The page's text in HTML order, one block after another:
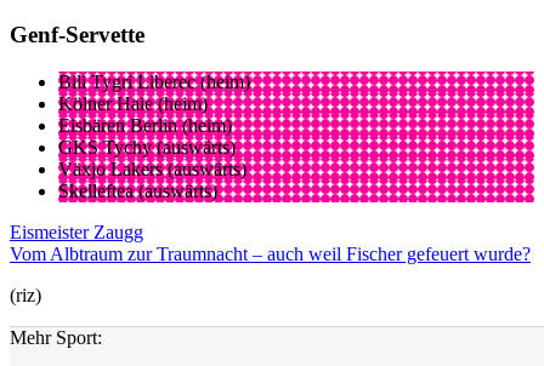
Genf-Servette
Bili Tygri Liberec (heim)
Kölner Haie (heim)
Eisbären Berlin (heim)
GKS Tychy (auswärts)
Växjo Lakers (auswärts)
Skelleftea (auswärts)
Eismeister Zaugg
Vom Albtraum zur Traumnacht – auch weil Fischer gefeuert wurde?
(riz)
Mehr Sport: